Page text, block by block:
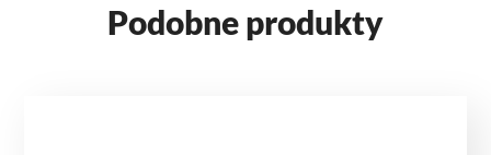
Podobne produkty